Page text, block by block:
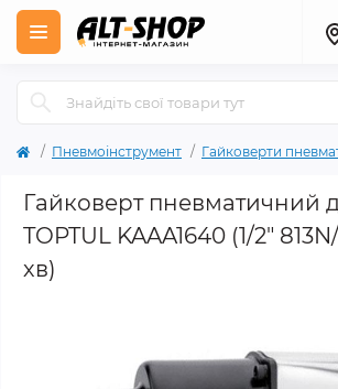
Пневмоінструмент Гайковерти
Гайковерт пневматичний
TOPTUL KAAA1640 (1/2"
хв)